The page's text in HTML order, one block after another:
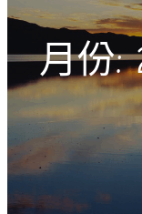
月份: